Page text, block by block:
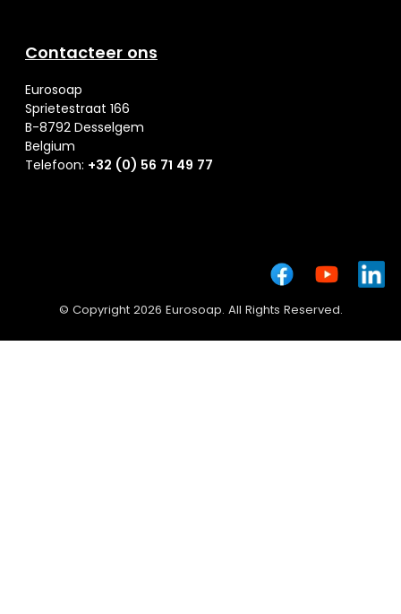
Contacteer ons
Eurosoap
Sprietestraat 166
B-8792 Desselgem
Belgium
Telefoon: +32 (0) 56 71 49 77
© Copyright 2026 Eurosoap. All Rights Reserved.